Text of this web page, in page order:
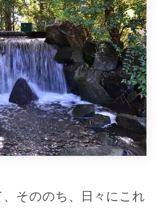
そののち、日々にこれ